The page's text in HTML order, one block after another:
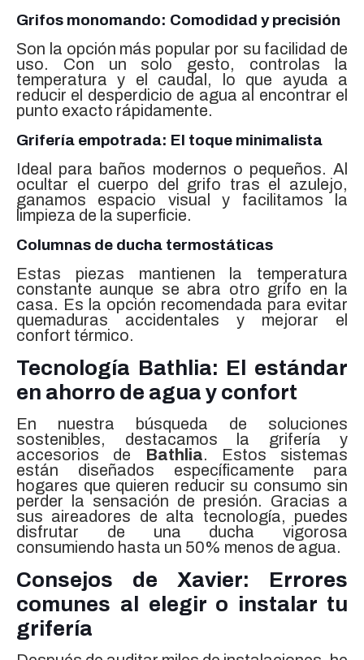
Grifos monomando: Comodidad y precisión
Son la opción más popular por su facilidad de
uso. Con un solo gesto, controlas la
temperatura y el caudal, lo que ayuda a
reducir el desperdicio de agua al encontrar el
punto exacto rápidamente.
Grifería empotrada: El toque minimalista
Ideal para baños modernos o pequeños. Al
ocultar el cuerpo del grifo tras el azulejo,
ganamos espacio visual y facilitamos la
limpieza de la superficie.
Columnas de ducha termostáticas
Estas piezas mantienen la temperatura
constante aunque se abra otro grifo en la
casa. Es la opción recomendada para evitar
quemaduras accidentales y mejorar el
confort térmico.
Tecnología Bathlia: El estándar
en ahorro de agua y confort
En nuestra búsqueda de soluciones
sostenibles, destacamos la grifería y
accesorios de
Bathlia. Estos sistemas
están diseñados específicamente para
hogares que quieren reducir su consumo sin
perder la sensación de presión. Gracias a
sus aireadores de alta tecnología, puedes
disfrutar de una ducha vigorosa
consumiendo hasta un 50% menos de agua.
Consejos de Xavier: Errores
comunes al elegir o instalar tu
grifería